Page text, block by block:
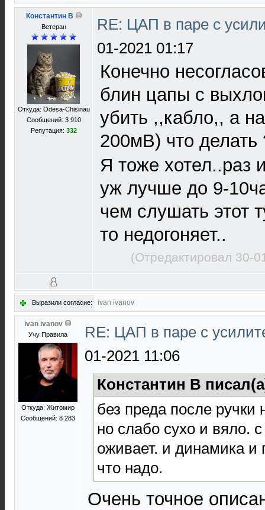
Константин В
Ветеран
Откуда: Odesa-Chisinau
Сообщений: 3 910
Репутация: 332
RE: ЦАП в паре с
01-2021 01:17
Конечно
блин цапы с
убить ,,кабло,, а
200мВ) что
Я тоже хотел..раз
уж лучше до 9-
чем слушать этот
то недогоняет..
(Отредактировал 30-
Выразили согласие: ivan ivanov
ivan ivanov
Учу Правила
Откуда: Житомир
Сообщений: 8 283
RE: ЦАП в паре с
01-2021 11:06
Константин В
без преда после ручки
но слабо сухо и вяло.
оживает. и динамика и
что надо.
Очень точное